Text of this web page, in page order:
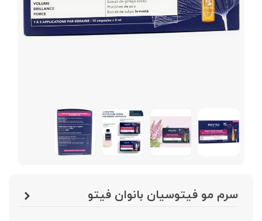
سرم مو فيتوسيان بانوان فيتو